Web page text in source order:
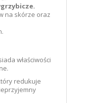
na skórze oraz
właściwości
redukuje